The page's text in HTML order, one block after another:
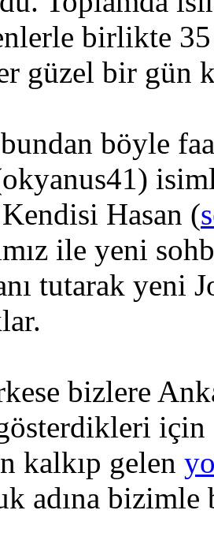
birlikte
güzel bir gün
böyle
Hasan (
ile yeni
tutarak yeni
bizlere
için
kalkıp gelen
adına